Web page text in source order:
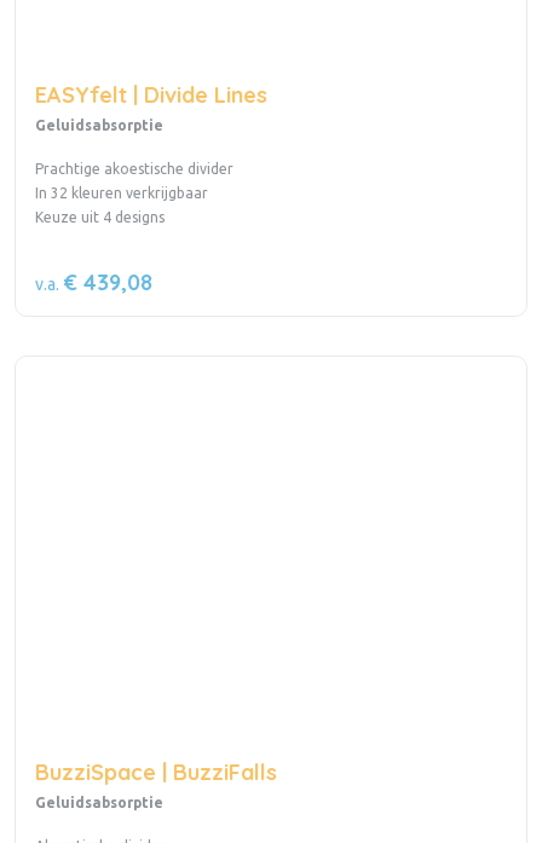
EASYfelt | Divide Lines
Geluidsabsorptie
Prachtige akoestische divider
In 32 kleuren verkrijgbaar
Keuze uit 4 designs
v.a. € 439,08
BuzziSpace | BuzziFalls
Geluidsabsorptie